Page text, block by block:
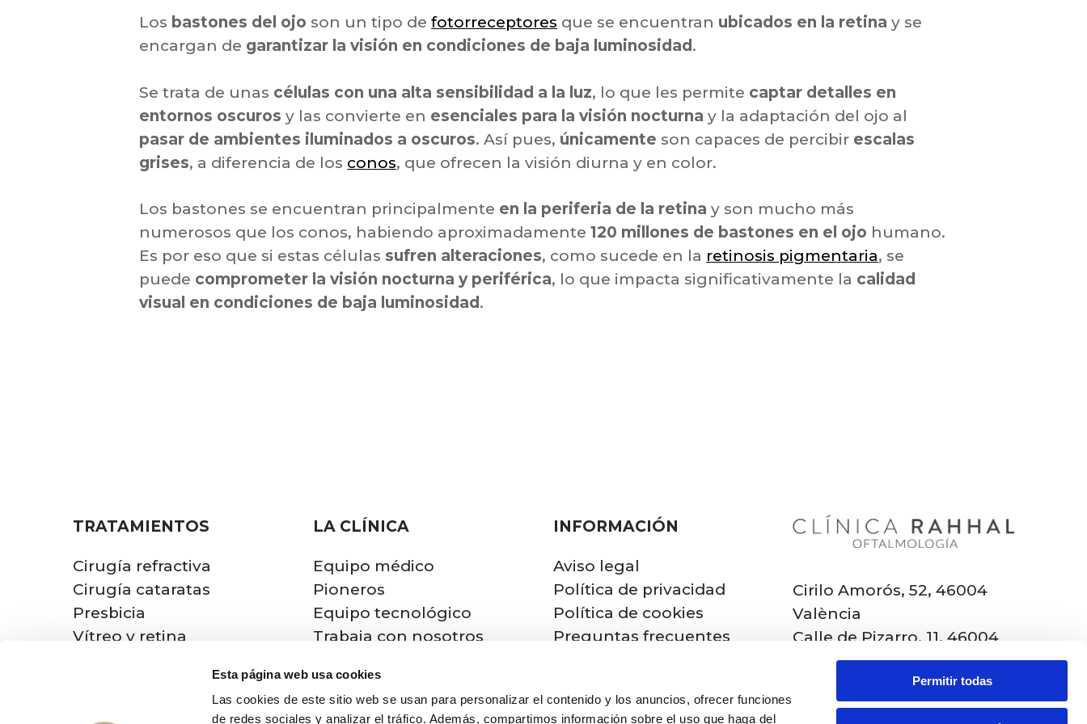
Esta página web usa cookies
Las cookies de este sitio web se usan para personalizar el contenido y los anuncios, ofrecer funciones
de redes sociales y analizar el tráfico. Además, compartimos información sobre el uso que haga del
Permitir todas
Los bastones del ojo son un tipo defotorreceptores que se encuentran ubicados en la retina y se
encargan de garantizar la visión en condiciones de baja luminosidad .
Se trata de unas células con una alta sensibilidad a la luz, lo que les permite captar detalles en
entornos oscuros y las convierte en esenciales para la visión nocturna y la adaptación del ojo al
pasar de ambientes iluminados a oscuros. Así pues, únicamente son capaces de percibir escalas
grises, a diferencia de los conos, que ofrecen la visión diurna y en color.
Los bastones se encuentran principalmente en la periferia de la retina y son mucho más
numerosos que los conos, habiendo aproximadamente120 millones de bastones en el ojo humano.
Es por eso que si estas células sufren alteraciones, como sucede en la retinosis pigmentaria, se
puede comprometer la visión nocturna y periférica, lo que impacta significativamente la calidad
visual en condiciones de baja luminosidad .
TRATAMIENTOS
Cirugía refractiva
Cirugía cataratas
Presbicia
Vítreo y retina
LA CLÍNICA
Equipo médico
Pioneros
Equipo tecnológico
Trabaja con nosotros
Contacto
INFORMACIÓN
Aviso legal
Política de privacidad
Política de cookies
Preguntas frecuentes
Cirilo Amorós, 52, 46004
València
Calle de Pizarro, 11, 46004
València
963 52 77 27
citas@rahhal.com